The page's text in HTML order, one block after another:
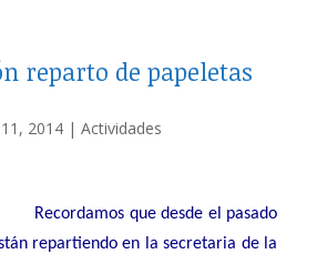
reparto de papeletas
2014| Actividades
Recordamos que desde el pasado
repartiendo en la secretaria de la